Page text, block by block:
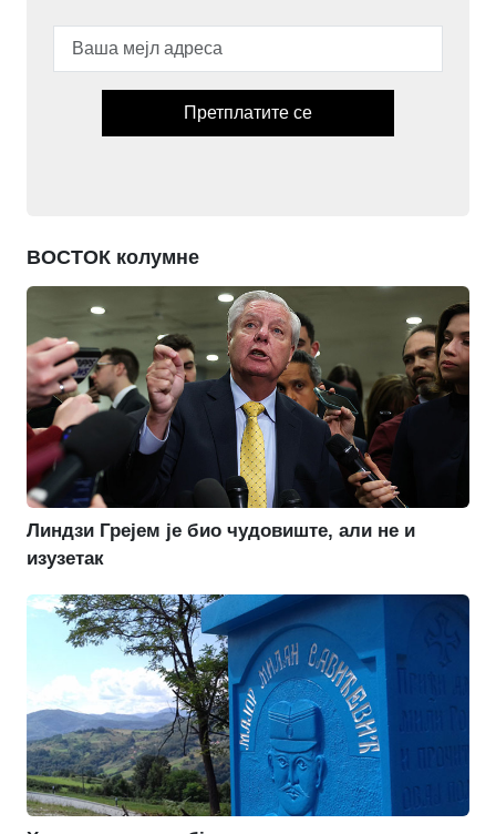
Претплатите се
ВОСТОК колумне
Линдзи Грејем је био чудовиште, али не и
изузетак